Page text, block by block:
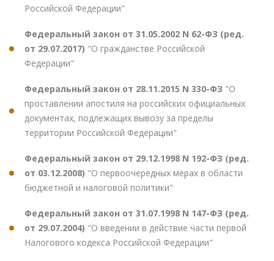
Российской Федерации"
Федеральный закон от 31.05.2002 N 62-ФЗ (ред.
от 29.07.2017) "О гражданстве Российской
Федерации"
Федеральный закон от 28.11.2015 N 330-ФЗ "О
проставлении апостиля на российских официальных
документах, подлежащих вывозу за пределы
территории Российской Федерации"
Федеральный закон от 29.12.1998 N 192-ФЗ (ред.
от 03.12.2008) "О первоочередных мерах в области
бюджетной и налоговой политики"
Федеральный закон от 31.07.1998 N 147-ФЗ (ред.
от 29.07.2004) "О введении в действие части первой
Налогового кодекса Российской Федерации"